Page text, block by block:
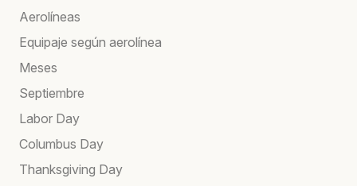
Aerolíneas
Equipaje según aerolínea
Meses
Septiembre
Labor Day
Columbus Day
Thanksgiving Day